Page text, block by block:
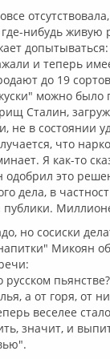
нибудь
и теперь
до 19
можно было
Сталин,
не в состоянии
что
Я как-то
одобрил это
дела, в
публики.
но сосиски
Микоян
а от горя,
веселее
значит, и